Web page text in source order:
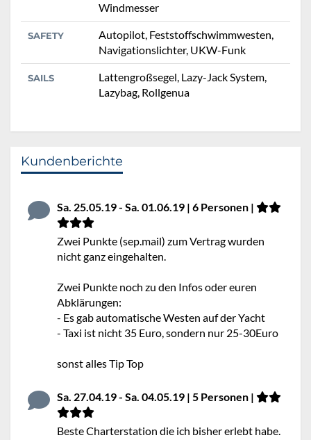
Windmesser
SAFETY
Autopilot, Feststoffschwimmwesten,
Navigationslichter, UKW-Funk
SAILS
Lattengroßsegel, Lazy-Jack System,
Lazybag, Rollgenua
Kundenberichte
Sa. 25.05.19 - Sa. 01.06.19 | 6 Personen |
Zwei Punkte (sep.mail) zum Vertrag wurden
nicht ganz eingehalten.
Zwei Punkte noch zu den Infos oder euren
Abklärungen:
- Es gab automatische Westen auf der Yacht
- Taxi ist nicht 35 Euro, sondern nur 25-30Euro
sonst alles Tip Top
Sa. 27.04.19 - Sa. 04.05.19 | 5 Personen |
Beste Charterstation die ich bisher erlebt habe.